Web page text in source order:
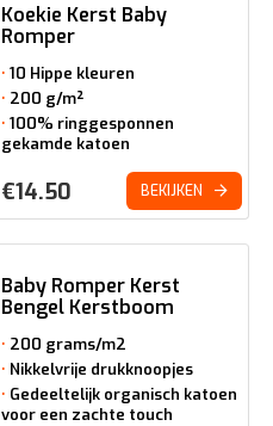
Koekie Kerst Baby
Romper
10 Hippe kleuren
200 g/m²
100% ringgesponnen
gekamde katoen
€14.50 BEKIJKEN
Baby Romper Kerst
Bengel Kerstboom
200 grams/m2
Nikkelvrije drukknoopjes
Gedeeltelijk organisch katoen
voor een zachte touch